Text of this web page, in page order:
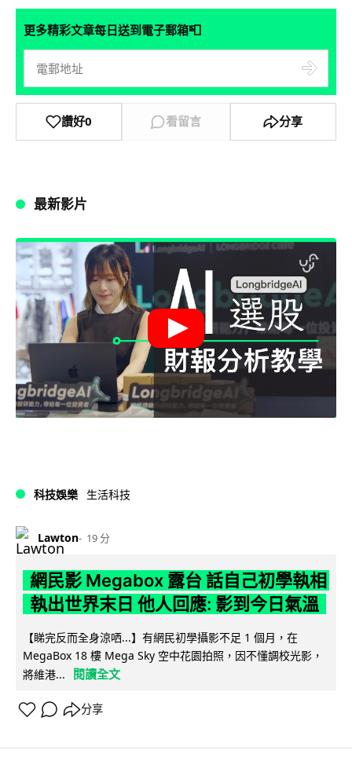
更多精彩文章每日送到電子郵箱📮
讚好0 看留言 分享
最新影片
科技娛樂 生活科技
Lawton 19 分
網民影 Megabox 露台 話自己初學執相
執出世界末日 他人回應: 影到今日氣溫
【睇完反而全身涼哂...】有網民初學攝影不足 1 個月，在
MegaBox 18 樓 Mega Sky 空中花園拍照，因不懂調校光影，
將維港...
閱讀全文
分享